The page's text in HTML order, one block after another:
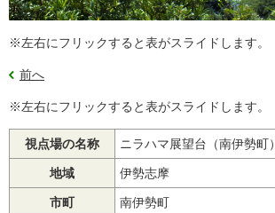
※左右にフリックすると表がスライドします。
前へ
※左右にフリックすると表がスライドします。
視点場の名称 ニラハマ展望台（南伊勢町）
地域 伊勢志摩
市町 南伊勢町